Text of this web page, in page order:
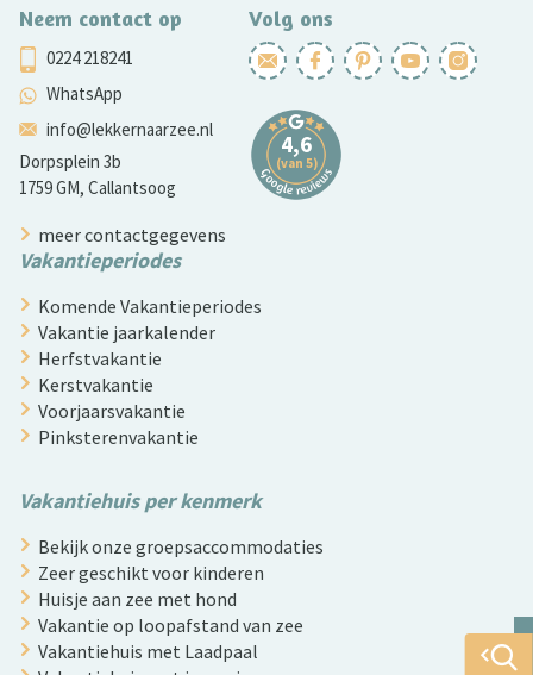
Neem contact op
0224 218241
WhatsApp
info@lekkernaarzee.nl
Dorpsplein 3b
1759 GM, Callantsoog
Volg ons
meer contactgegevens
Vakantieperiodes
Komende Vakantieperiodes
Vakantie jaarkalender
Herfstvakantie
Kerstvakantie
Voorjaarsvakantie
Pinksterenvakantie
Vakantiehuis per kenmerk
Bekijk onze groepsaccommodaties
Zeer geschikt voor kinderen
Huisje aan zee met hond
Vakantie op loopafstand van zee
Vakantiehuis met Laadpaal